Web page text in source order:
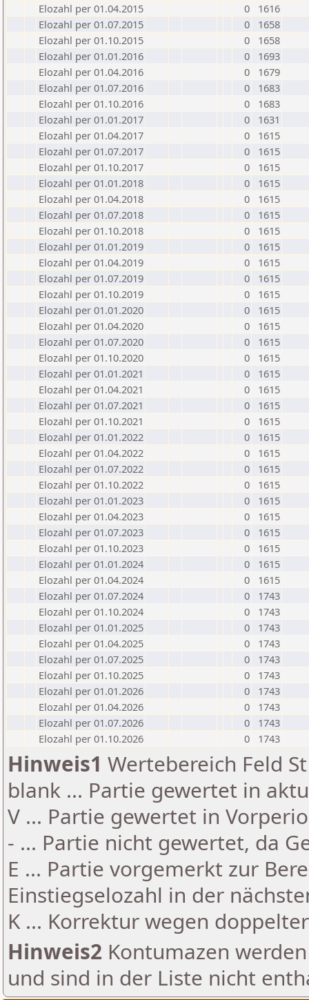
Elozahl per 01.04.2015
0
1616
Elozahl per 01.07.2015
0
1658
Elozahl per 01.10.2015
0
1658
Elozahl per 01.01.2016
0
1693
Elozahl per 01.04.2016
0
1679
Elozahl per 01.07.2016
0
1683
Elozahl per 01.10.2016
0
1683
Elozahl per 01.01.2017
0
1631
Elozahl per 01.04.2017
0
1615
Elozahl per 01.07.2017
0
1615
Elozahl per 01.10.2017
0
1615
Elozahl per 01.01.2018
0
1615
Elozahl per 01.04.2018
0
1615
Elozahl per 01.07.2018
0
1615
Elozahl per 01.10.2018
0
1615
Elozahl per 01.01.2019
0
1615
Elozahl per 01.04.2019
0
1615
Elozahl per 01.07.2019
0
1615
Elozahl per 01.10.2019
0
1615
Elozahl per 01.01.2020
0
1615
Elozahl per 01.04.2020
0
1615
Elozahl per 01.07.2020
0
1615
Elozahl per 01.10.2020
0
1615
Elozahl per 01.01.2021
0
1615
Elozahl per 01.04.2021
0
1615
Elozahl per 01.07.2021
0
1615
Elozahl per 01.10.2021
0
1615
Elozahl per 01.01.2022
0
1615
Elozahl per 01.04.2022
0
1615
Elozahl per 01.07.2022
0
1615
Elozahl per 01.10.2022
0
1615
Elozahl per 01.01.2023
0
1615
Elozahl per 01.04.2023
0
1615
Elozahl per 01.07.2023
0
1615
Elozahl per 01.10.2023
0
1615
Elozahl per 01.01.2024
0
1615
Elozahl per 01.04.2024
0
1615
Elozahl per 01.07.2024
0
1743
Elozahl per 01.10.2024
0
1743
Elozahl per 01.01.2025
0
1743
Elozahl per 01.04.2025
0
1743
Elozahl per 01.07.2025
0
1743
Elozahl per 01.10.2025
0
1743
Elozahl per 01.01.2026
0
1743
Elozahl per 01.04.2026
0
1743
Elozahl per 01.07.2026
0
1743
Elozahl per 01.10.2026
0 1743
Hinweis1 Wertebereich Feld
blank ... Partie gewertet in
V ... Partie gewertet in
- ... Partie nicht gewertet, da
E ... Partie vorgemerkt zur
Einstiegselozahl in der
K ... Korrektur wegen
Hinweis2 Kontumazen
und sind in der Liste nicht